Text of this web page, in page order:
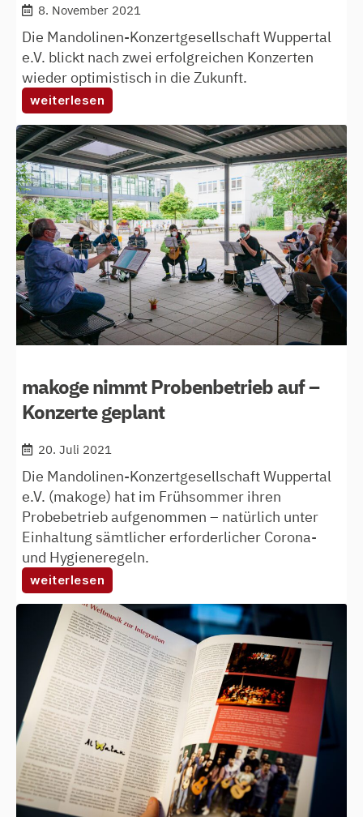
8. November 2021
Die Mandolinen-Konzertgesellschaft Wuppertal
e.V. blickt nach zwei erfolgreichen Konzerten
wieder optimistisch in die Zukunft.
weiterlesen
makoge
schafft
den
sprung
zurück
auf
die
bühne
makoge nimmt Probenbetrieb auf –
Konzerte geplant
20. Juli 2021
Die Mandolinen-Konzertgesellschaft Wuppertal
e.V. (makoge) hat im Frühsommer ihren
Probebetrieb aufgenommen – natürlich unter
Einhaltung sämtlicher erforderlicher Corona-
und Hygieneregeln.
weiterlesen
makoge
nimmt
probenbetrieb
auf
–
konzerte
geplant